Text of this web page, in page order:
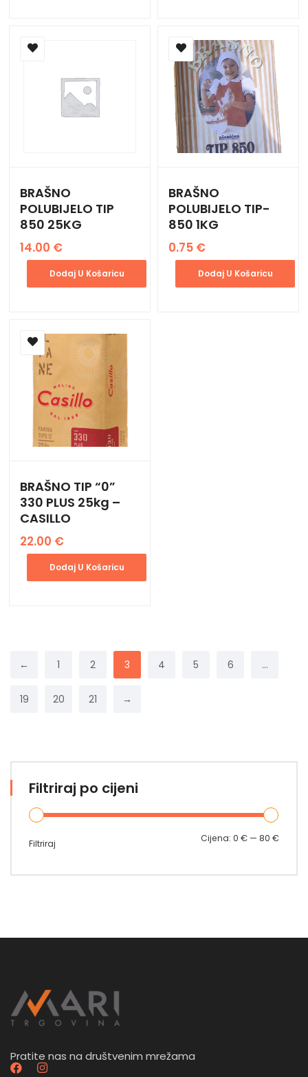
Filtriraj po cijeni
Min
Maks
Filtriraj Cijena: 0 € — 80 €
BRAŠNO
POLUBIJELO TIP
850 25KG
14.00 €
Dodaj U Košaricu
BRAŠNO
POLUBIJELO TIP-
850 1KG
0.75 €
Dodaj U Košaricu
BRAŠNO TIP “0”
330 PLUS 25kg –
CASILLO
22.00 €
Dodaj U Košaricu
← 1 2 3 4 5 6 …
19 20 21 →
Pratite nas na društvenim mrežama